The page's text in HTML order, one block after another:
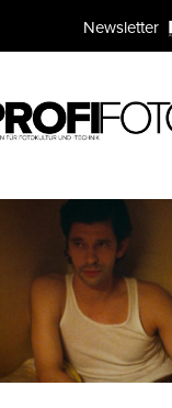
Newsletter